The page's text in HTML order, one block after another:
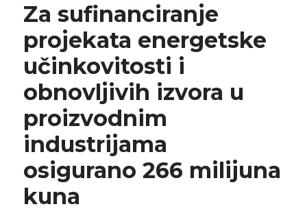
Za sufinanciranje
projekata energetske
učinkovitosti i
obnovljivih izvora u
proizvodnim
industrijama
osigurano 266 milijuna
kuna